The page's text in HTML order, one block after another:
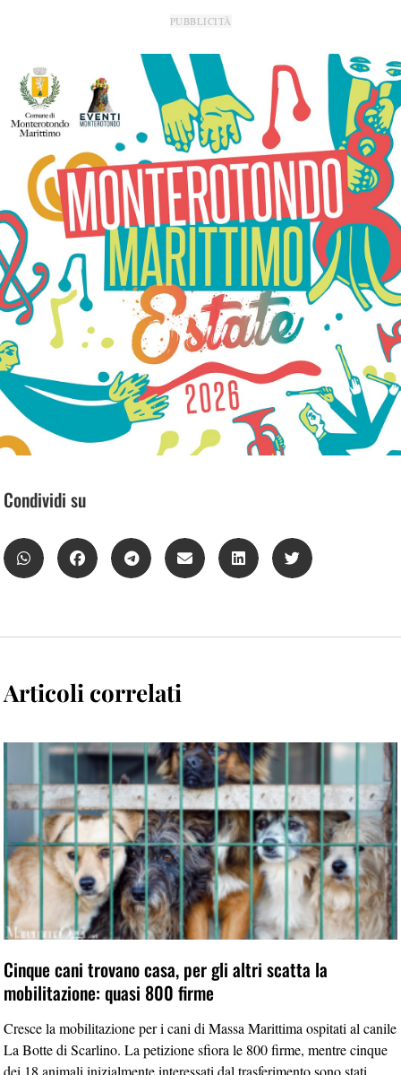
PUBBLICITÀ
Condividi su
Articoli correlati
Cinque cani trovano casa, per gli altri scatta la
mobilitazione: quasi 800 firme
Cresce la mobilitazione per i cani di Massa Marittima ospitati al canile
La Botte di Scarlino. La petizione sfiora le 800 firme, mentre cinque